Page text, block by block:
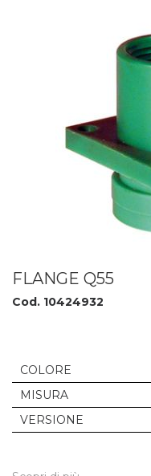
FLANGE Q55
Cod. 10424932
COLORE
MISURA
VERSIONE